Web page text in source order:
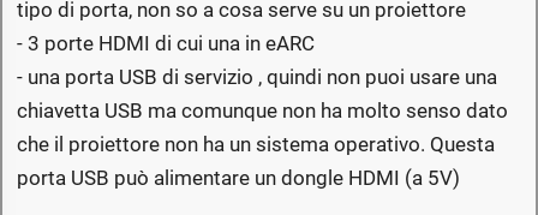
tipo di porta, non so a cosa serve su un proiettore
- 3 porte HDMI di cui una in eARC
- una porta USB di servizio , quindi non puoi usare una
chiavetta USB ma comunque non ha molto senso dato
che il proiettore non ha un sistema operativo. Questa
porta USB può alimentare un dongle HDMI (a 5V)